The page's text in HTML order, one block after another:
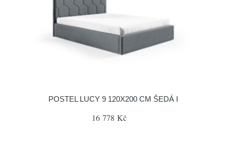
POSTEL LUCY 9 120X200 CM ŠEDÁ I
16 778 Kč